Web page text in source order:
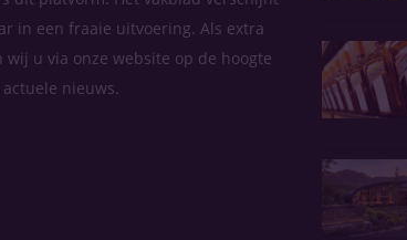
in een fraaie uitvoering. Als extra
wij u via onze website op de hoogte
nieuws.